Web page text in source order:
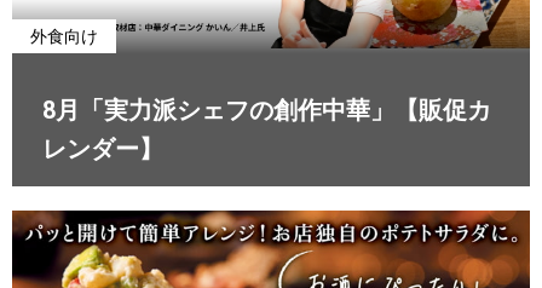
外食向け
8月「実力派シェフの創作中華」【販促カ
レンダー】